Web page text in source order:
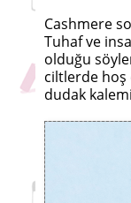
Cashmere
Tuhaf ve
olduğu
ciltlerde hoş
dudak